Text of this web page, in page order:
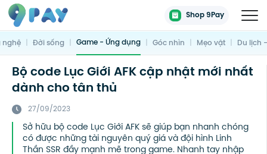
Shop 9Pay
nghệ | Đời sống | Game - Ứng dụng | Góc nhìn | Mẹo vặt | Du lịch
Bộ code Lục Giới AFK cập nhật mới nhất
dành cho tân thủ
27/09/2023
Sở hữu bộ code Lục Giới AFK sẽ giúp bạn nhanh chóng
có được những tài nguyên quý giá và đội hình Linh
Thần SSR đầy mạnh mẽ trong game. Nhanh tay nhập